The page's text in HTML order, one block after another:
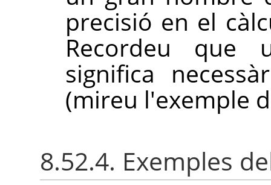
precisió en el
Recordeu que
significa
(mireu l'exemple
8.52.4. Exemples